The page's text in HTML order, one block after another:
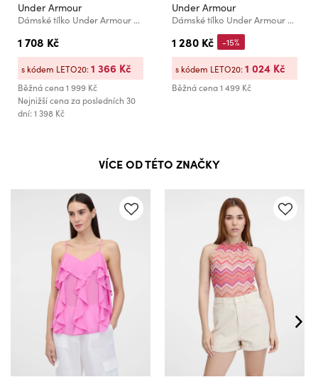
Under Armour
Dámské tílko Under Armour Explor Trail Run Pocket Tank
1 708 Kč
Běžná cena1 999 Kč
Nejnižší cena za posledních 30
dní: 1 398 Kč
s kódem LETO20:1 366 Kč
Under Armour
Dámské tílko Under Armour UA Velociti Pro Tank-GRY
1 280 Kč
Běžná cena1 499 Kč
-15%
s kódem LETO20:1 024 Kč
VÍCE OD TÉTO ZNAČKY